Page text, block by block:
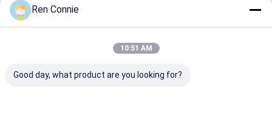
Ren Connie
10:51 AM
Good day, what product are you looking for?